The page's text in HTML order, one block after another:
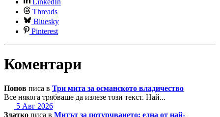
LinkedIn
Threads
Bluesky
Pinterest
Коментари
Попов писа в Три мита за османското владичество
Все някога трябваше да излезе този текст. Най...
5 Авг 2026
Златко писа в Митът за потурчването: една от най-